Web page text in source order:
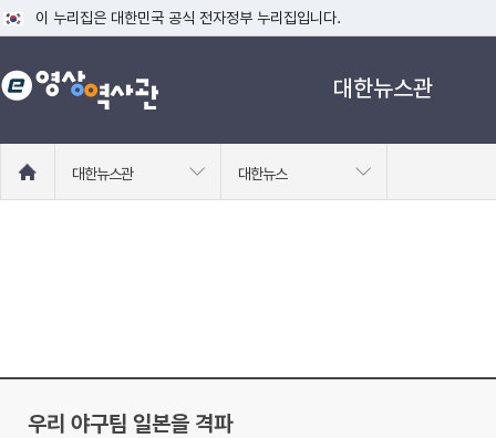
이 누리집은 대한민국 공식 전자정부 누리집입니다.
공식 누리집 주소 확인하기
go.kr 주소를 사용하는 누리집은 대한민국 정부기관이 관리하는 누리집입니
대한뉴스관
로
대한뉴스관 대한뉴스
우리 야구팀 일본을 격파